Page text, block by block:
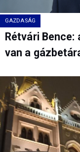
GAZDASÁG
Rétvári
van a